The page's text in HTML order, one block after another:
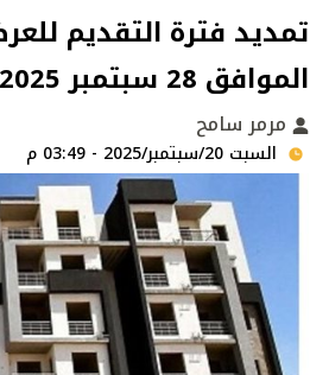
تمديد فترة التقديم
الموافق 28 سبتمبر 2025 لشقق الإسكان:الحق فرصتك
مرمر سامح
السبت 20/سبتمبر/2025 - 03:49 م